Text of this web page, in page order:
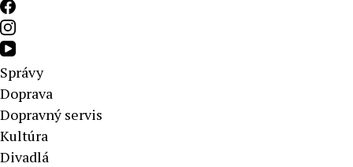
Správy
Doprava
Dopravný servis
Kultúra
Divadlá